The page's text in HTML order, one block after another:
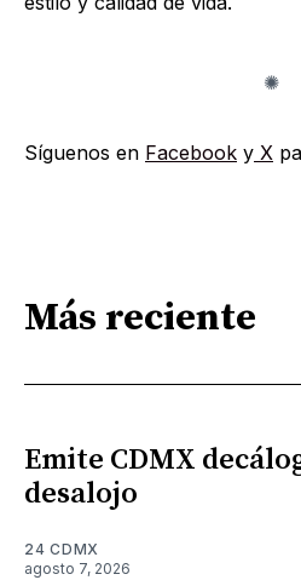
Síguenos en Facebook y X
Más reciente
Emite CDMX
desalojo
24 CDMX
agosto 7, 2026